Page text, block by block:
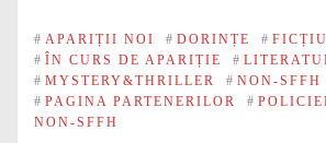
# APARIȚII NOI # DORINȚE #
# ÎN CURS DE APARIȚIE #
# MYSTERY&THRILLER # NON-SFFH
# PAGINA PARTENERILOR #
NON-SFFH